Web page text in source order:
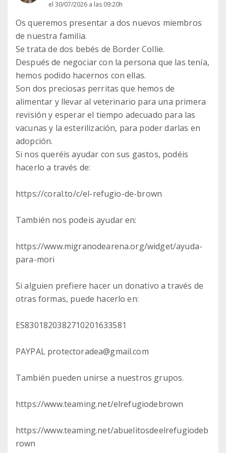
el 30/07/2026 a las 09:20h
Os queremos presentar a dos nuevos miembros
de nuestra familia.
Se trata de dos bebés de Border Collie.
Después de negociar con la persona que las tenía,
hemos podido hacernos con ellas.
Son dos preciosas perritas que hemos de
alimentar y llevar al veterinario para una primera
revisión y esperar el tiempo adecuado para las
vacunas y la esterilización, para poder darlas en
adopción.
Si nos queréis ayudar con sus gastos, podéis
hacerlo a través de:
https://coral.to/c/el-refugio-de-brown
También nos podeis ayudar en:
https://www.migranodearena.org/widget/ayuda-
para-mori
Si alguien prefiere hacer un donativo a través de
otras formas, puede hacerlo en:
ES8301820382710201633581
PAYPAL protectoradea@gmail.com
También pueden unirse a nuestros grupos.
https://www.teaming.net/elrefugiodebrown
https://www.teaming.net/abuelitosdeelrefugiodeb
rown